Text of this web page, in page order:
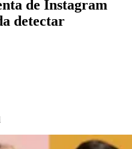
de Instagram
detectar